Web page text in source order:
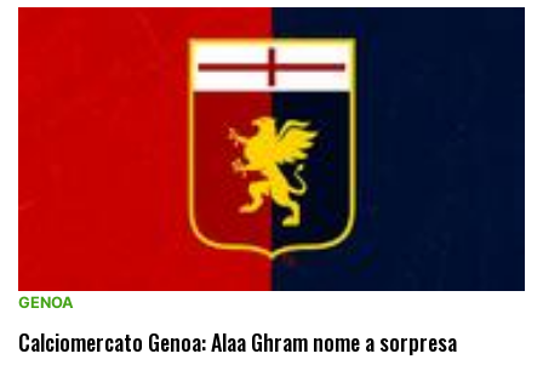
GENOA
Calciomercato Genoa: Alaa Ghram nome a sorpresa